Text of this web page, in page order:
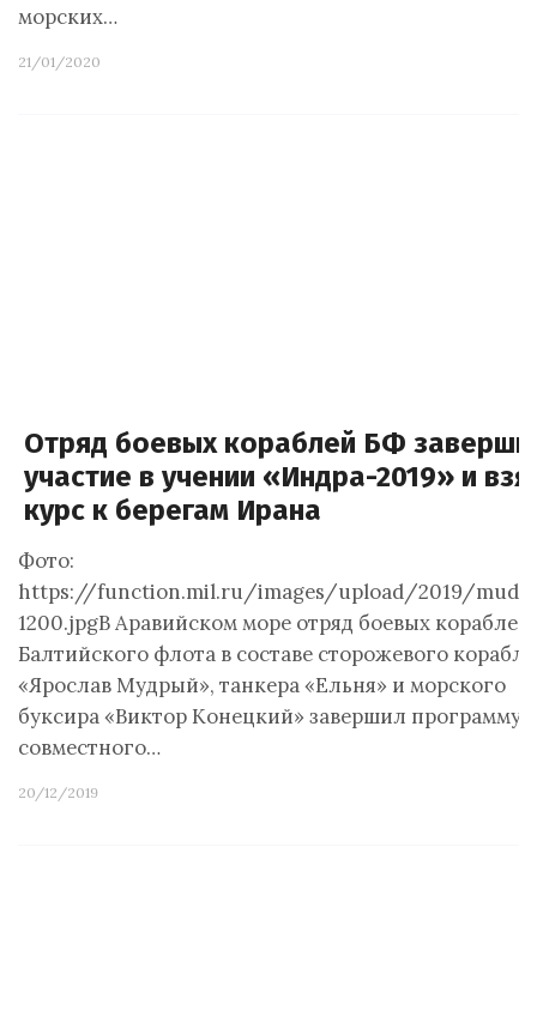
морских…
21/01/2020
Отряд боевых кораблей БФ
участие в учении «Индра-2019» и
курс к берегам Ирана
Фото:
https://function.mil.ru/images/upload/2019/
1200.jpgВ Аравийском море отряд боевых кораблей
Балтийского флота в составе сторожевого корабля
«Ярослав Мудрый», танкера «Ельня» и морского
буксира «Виктор Конецкий» завершил программу
совместного…
20/12/2019